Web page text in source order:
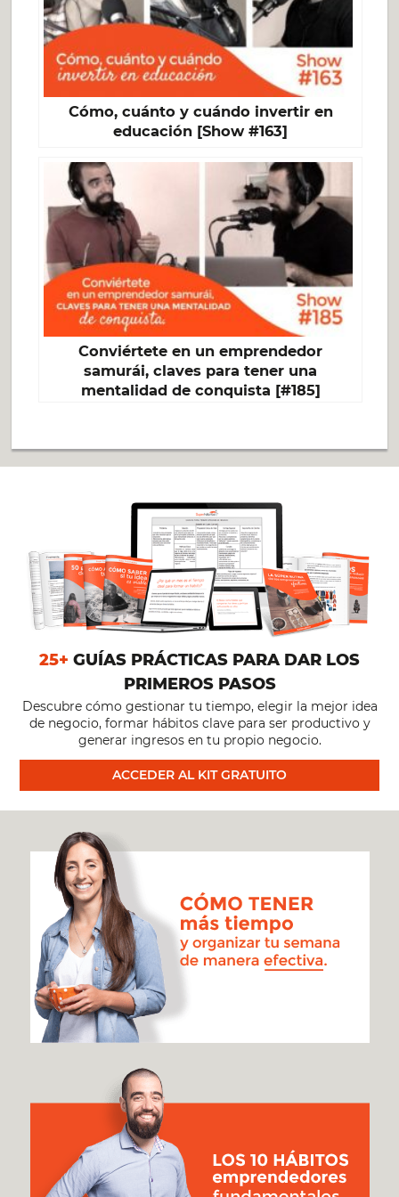
Cómo, cuánto y cuándo invertir en
educación [Show #163]
Conviértete en un emprendedor
samurái, claves para tener una
mentalidad de conquista [#185]
25+ GUÍAS PRÁCTICAS PARA DAR LOS
PRIMEROS PASOS
Descubre cómo gestionar tu tiempo, elegir la mejor idea
de negocio, formar hábitos clave para ser productivo y
generar ingresos en tu propio negocio.
ACCEDER AL KIT GRATUITO